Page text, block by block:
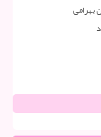
بهرامی